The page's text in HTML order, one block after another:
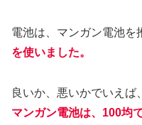
電池は、マンガン電池を
を使いました。
良いか、悪いかでいえば
マンガン電池は、100均